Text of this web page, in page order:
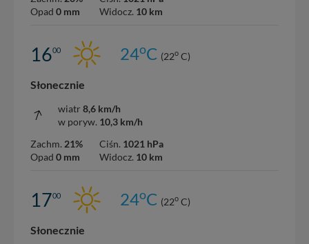
Opad 0 mm
Widocz. 10 km
1600 24oC (22o C)
Słonecznie
wiatr 8,6 km/h
w poryw. 10,3 km/h
Zachm. 21%
Opad 0 mm
Ciśn. 1021 hPa
Widocz. 10 km
1700 24oC (22o C)
Słonecznie